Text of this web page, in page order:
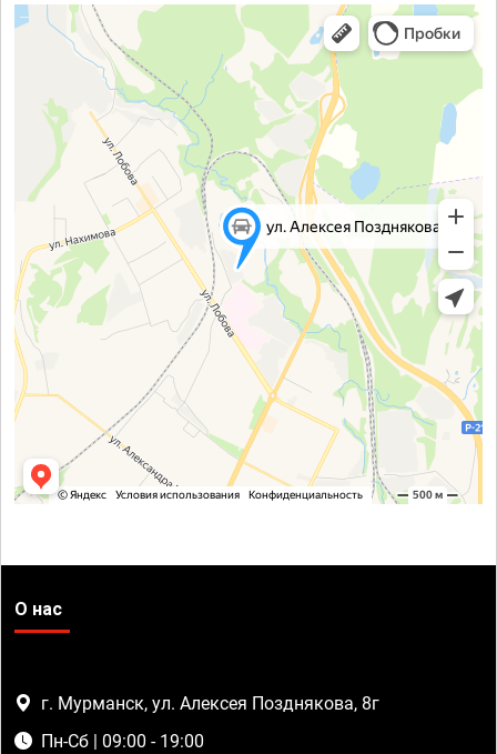
О нас
г. Мурманск, ул. Алексея Позднякова, 8г
Пн-Сб | 09:00 - 19:00